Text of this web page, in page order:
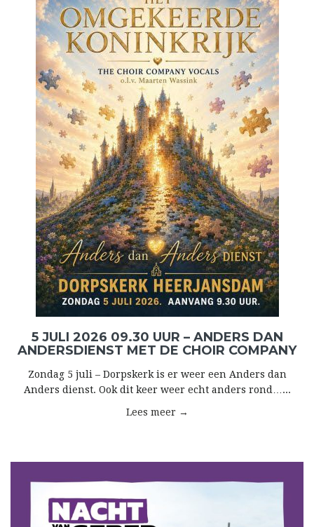
5 JULI 2026 09.30 UUR – ANDERS DAN
ANDERSDIENST MET DE CHOIR COMPANY
Zondag 5 juli – Dorpskerk is er weer een Anders dan
Anders dienst. Ook dit keer weer echt anders rond…...
Lees meer →